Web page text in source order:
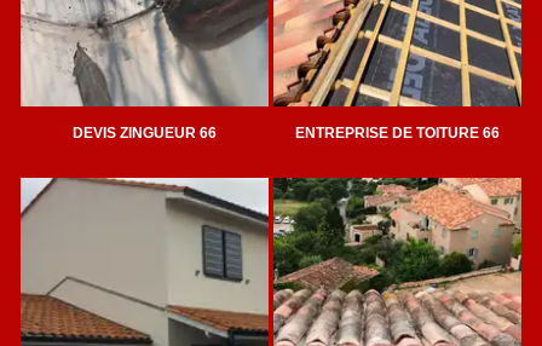
DEVIS ZINGUEUR 66 ENTREPRISE DE TOITURE 66